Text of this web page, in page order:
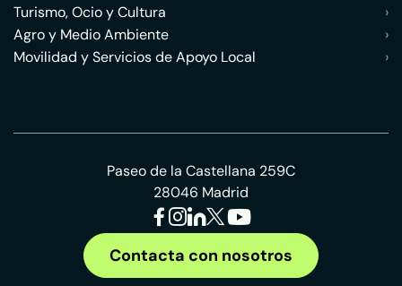
Turismo, Ocio y Cultura
›
Agro y Medio Ambiente
›
Movilidad y Servicios de Apoyo Local
›
Paseo de la Castellana 259C
28046 Madrid
Contacta con nosotros